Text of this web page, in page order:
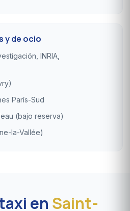
y de ocio
INRIA,
París-Sud
(bajo reserva)
la-Vallée)
en Saint-